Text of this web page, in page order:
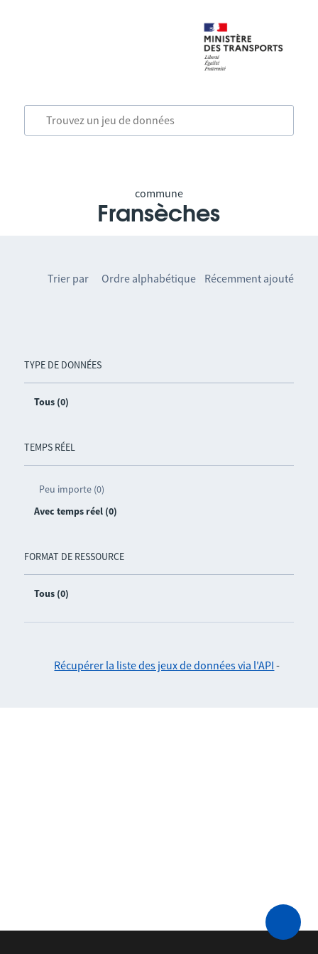
commune
Fransèches
TYPE DE DONNÉES
Tous (0)
TEMPS RÉEL
Peu importe (0)
Avec temps réel (0)
FORMAT DE RESSOURCE
Tous (0)
Trier par Ordre alphabétique Récemment ajouté
Récupérer la liste des jeux de données via l'API -